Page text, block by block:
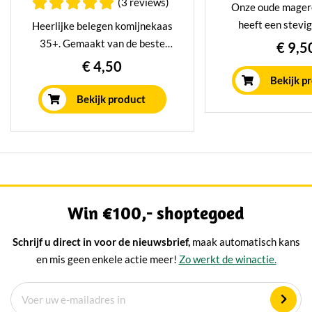
Heerlijke belegen komijnekaas
35+. Gemaakt van de beste
magere melk. Minimaal 16
weken gerijpt in ons eigen
rijpingshuis, wat zorgt voor een
milde nootachtige smaak.
€ 4,50
Bekijk product
Onze oude
heeft een
smaak en past
gezonde
jaar gerijpt in
€
Bekijk
Win €100,- shoptegoed
Schrijf u direct in voor de nieuwsbrief, maak automatisch kans
en mis geen enkele actie meer! Zo werkt de winactie.